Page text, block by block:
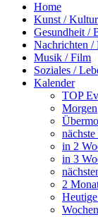
Home
Kunst / Kultur
Gesundheit /
Nachrichten /
Musik / Film
Soziales /
Kalender
TOP
Morgen
in 2
in 3
2